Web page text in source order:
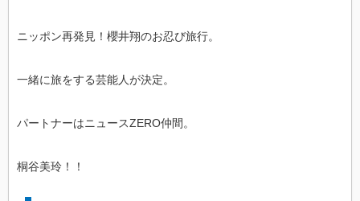
ニッポン再発見！櫻井翔のお忍び旅行。
一緒に旅をする芸能人が決定。
パートナーはニュースZERO仲間。
桐谷美玲！！